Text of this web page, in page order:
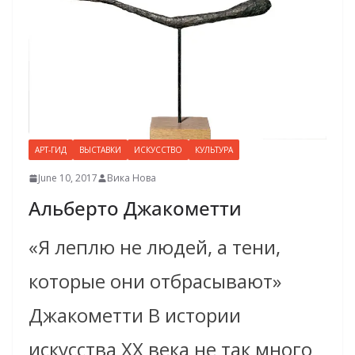
АРТ-ГИД ВЫСТАВКИ ИСКУССТВО КУЛЬТУРА
June 10, 2017 Вика Нова
Альберто Джакометти
«Я леплю не людей, а тени,
которые они отбрасывают»
Джакометти В истории
искусства XX века не так много